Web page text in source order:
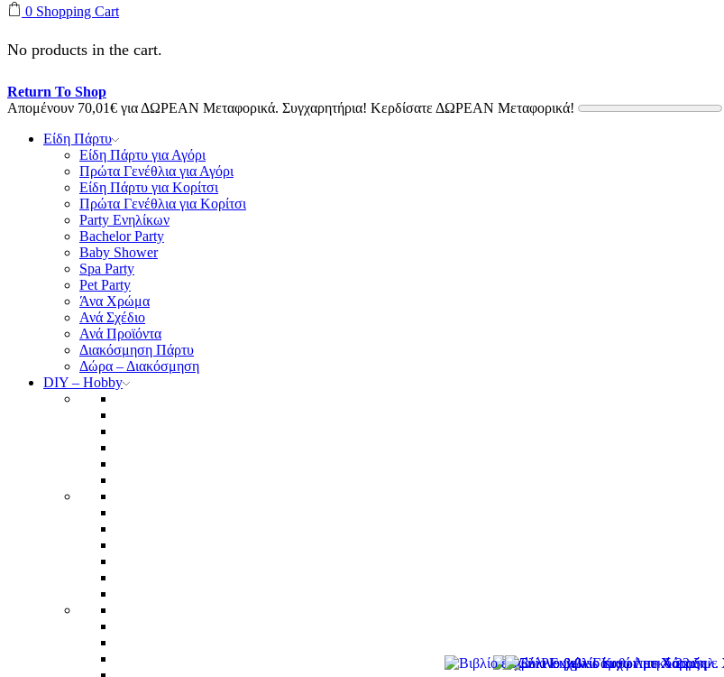
0 Shopping Cart
No products in the cart.
Return To Shop
Απομένουν 70,01€ για ΔΩΡΕΑΝ Μεταφορικά. Συγχαρητήρια! Κερδίσατε ΔΩΡΕΑΝ Μεταφορικά!
Είδη Πάρτυ
Είδη Πάρτυ για Αγόρι
Πρώτα Γενέθλια για Αγόρι
Είδη Πάρτυ για Κορίτσι
Πρώτα Γενέθλια για Κορίτσι
Party Ενηλίκων
Bachelor Party
Baby Shower
Spa Party
Pet Party
Άνα Χρώμα
Ανά Σχέδιο
Ανά Προϊόντα
Διακόσμηση Πάρτυ
Δώρα – Διακόσμηση
DIY – Hobby